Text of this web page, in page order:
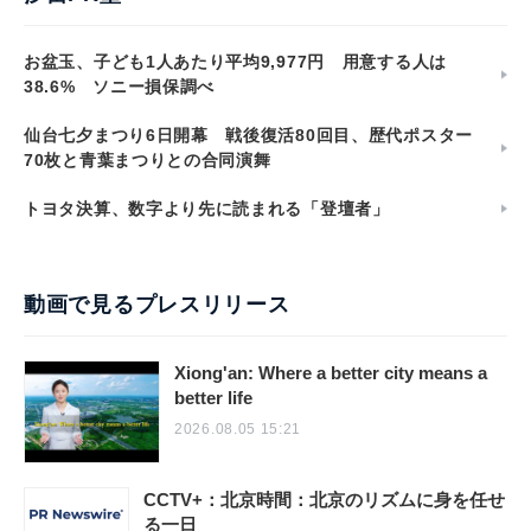
お盆玉、子ども1人あたり平均9,977円 用意する人は
38.6% ソニー損保調べ
仙台七夕まつり6日開幕 戦後復活80回目、歴代ポスター
70枚と青葉まつりとの合同演舞
トヨタ決算、数字より先に読まれる「登壇者」
動画で見るプレスリリース
Xiong'an: Where a better city means a
better life
2026.08.05 15:21
CCTV+：北京時間：北京のリズムに身を任せ
る一日